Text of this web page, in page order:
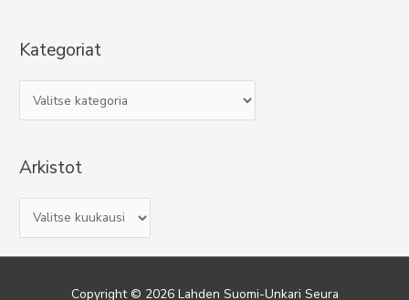
Kategoriat
a
e
r
Arkistot
r
k
Copyright © 2026 Lahden Suomi-Unkari Seura